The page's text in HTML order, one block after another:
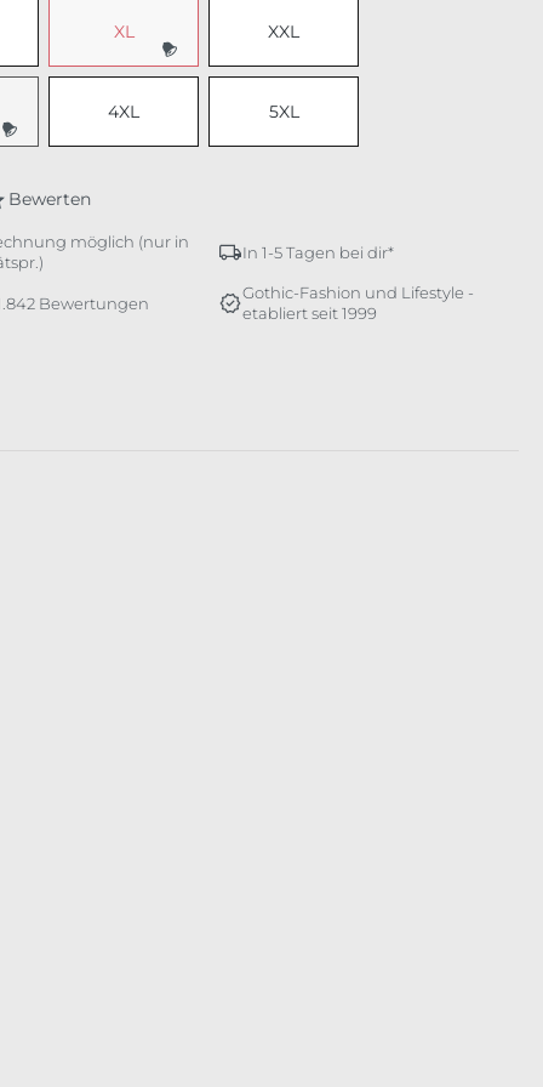
XL(Diese Option ist zurzeit nicht verfügbar.)
XXL
Option ist zurzeit nicht verfügbar.)
4XL 5XL
Bewerten
möglich (nur in
In 1-5 Tagen bei dir*
Bewertungen
Gothic-Fashion und Lifestyle -
etabliert seit 1999